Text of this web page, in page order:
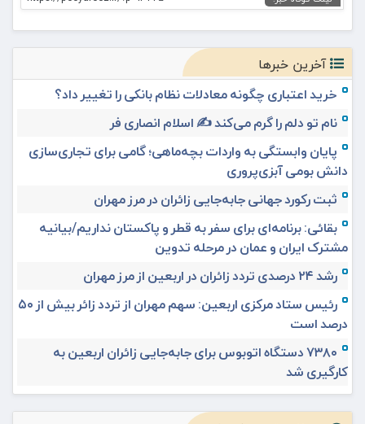
آخرین خبرها
خرید اعتباری چگونه معادلات نظام بانکی را تغییر داد؟
نام تو دلم را گرم می‌کند ✍️ اسلام انصاری فر
پایان وابستگی به واردات بچه‌ماهی؛ گامی برای تجاری‌سازی
دانش بومی آبزی‌پروری
ثبت رکورد جهانی جابه‌جایی زائران در مرز مهران
بقائی: برنامه‌ای برای سفر به قطر و پاکستان نداریم/بیانیه
مشترک ایران و عمان در مرحله تدوین
رشد ۲۴ درصدی تردد زائران در اربعین از مرز مهران
رئیس ستاد مرکزی اربعین: سهم مهران از تردد زائر بیش از ۵۰
درصد است
۷۳۸۰ دستگاه اتوبوس برای جابه‌جایی زائران اربعین به‌
کارگیری شد